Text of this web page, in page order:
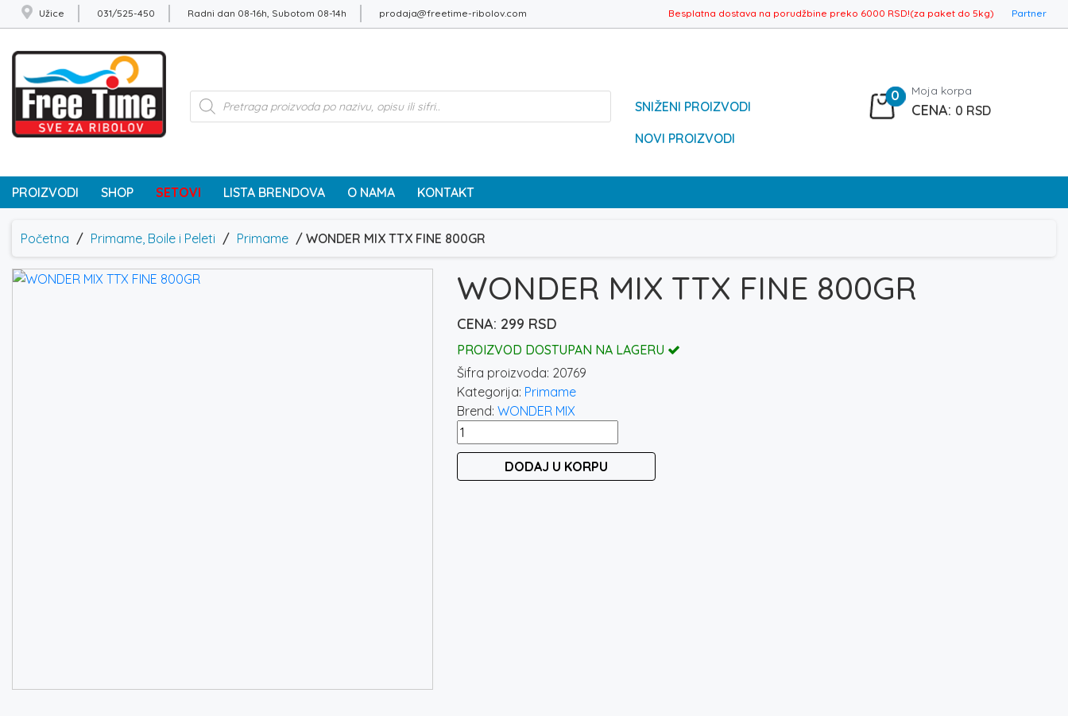
Užice 031/525-450 Radni dan 08-16h, Subotom 08-14h prodaja@freetime-ribolov.com Besplatna dostava na porudžbine preko 6000 RSD!(za paket do 5kg) Partner
Products
search
SNIŽENI PROIZVODI
NOVI PROIZVODI
0 Moja korpa
0 RSD
PROIZVODI SHOP SETOVI LISTA BRENDOVA O NAMA KONTAKT
Početna / Primame, Boile i Peleti / Primame / WONDER MIX TTX FINE 800GR
WONDER MIX TTX FINE 800GR
299 RSD
PROIZVOD DOSTUPAN NA LAGERU
Šifra proizvoda: 20769
Kategorija: Primame
Brend: WONDER MIX
WONDER
MIX
DODAJ U KORPU